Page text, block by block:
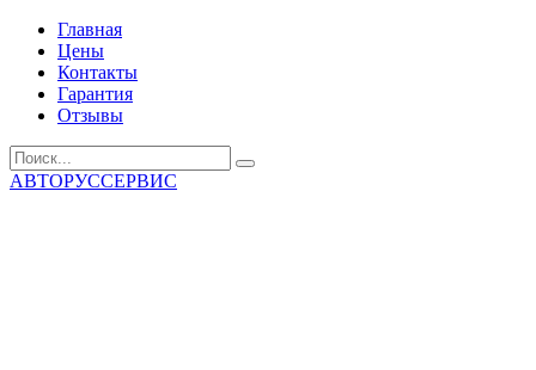
Главная
Цены
Контакты
Гарантия
Отзывы
АВТОРУССЕРВИС